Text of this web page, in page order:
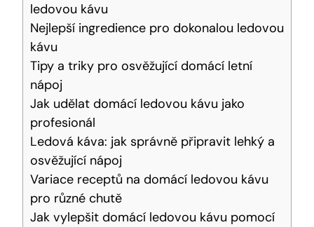
ledovou kávu
Nejlepší ingredience pro dokonalou ledovou
kávu
Tipy a triky pro osvěžující domácí letní
nápoj
Jak udělat domácí ledovou kávu jako
profesionál
Ledová káva: jak správně připravit lehký a
osvěžující nápoj
Variace receptů na domácí ledovou kávu
pro různé chutě
Jak vylepšit domácí ledovou kávu pomocí